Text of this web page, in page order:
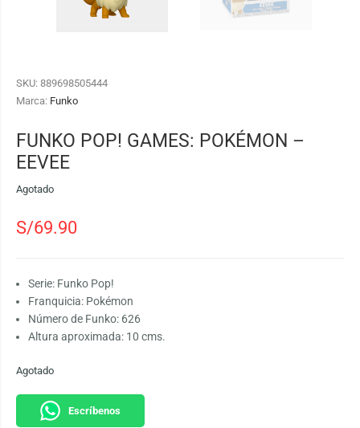
SKU: 889698505444
Marca: Funko
FUNKO POP! GAMES: POKÉMON –
EEVEE
Agotado
S/69.90
Serie: Funko Pop!
Franquicia: Pokémon
Número de Funko: 626
Altura aproximada: 10 cms.
Agotado
Escríbenos